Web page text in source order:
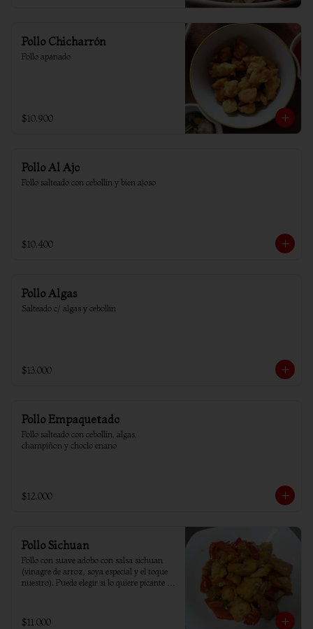
Pollo Chicharrón
Pollo apanado
$10.900
Pollo Al Ajo
Pollo salteado con cebollín y bien ajoso
$10.400
Pollo Algas
Salteado c/ algas y cebollin
$13.000
Pollo Empaquetado
Pollo salteado con cebollín, algas,
champiñon y choclo enano
$12.000
Pollo Sichuan
Pollo con suave adobo con salsa sichuan
(vinagre de arroz, soya especial y el toque
nuestro). Puede elegir si lo quiere picante o
$11.000